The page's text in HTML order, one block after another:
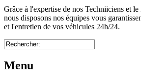
Grâce à l'expertise de nos Techniiciens et
nous disposons nos équipes vous
et l'entretien de vos véhicules 24h/24.
Menu